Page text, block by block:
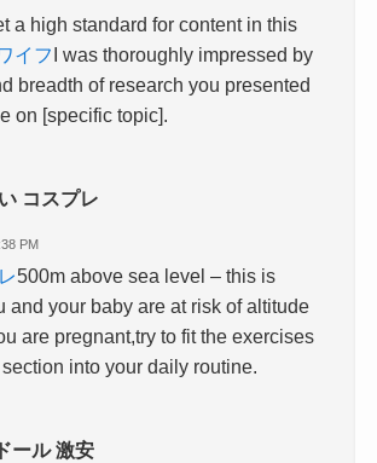
a high standard for content in this
イフI was thoroughly impressed by
breadth of research you presented
on [specific topic].
コスプレ
PM
500m above sea level – this is
and your baby are at risk of altitude
are pregnant,try to fit the exercises
into your daily routine.
ール 激安